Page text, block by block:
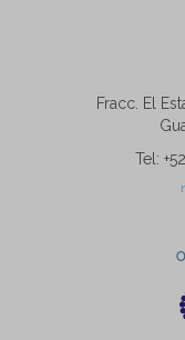
Fracc. El
Tel: